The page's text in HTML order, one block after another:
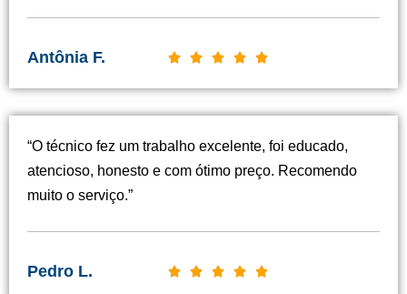
Antônia F.     C
s
i
“O técnico fez um trabalho excelente, foi educado,
atencioso, honesto e com ótimo preço. Recomendo
muito o serviço.”
Pedro L.     C